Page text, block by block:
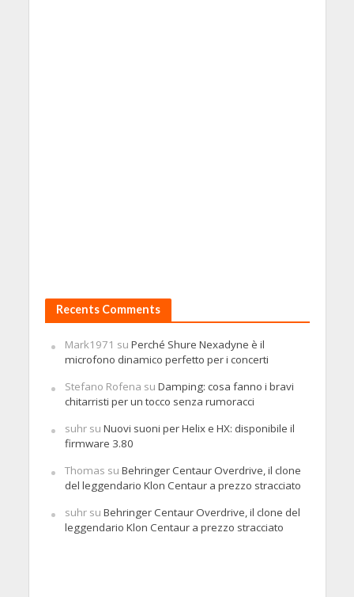
Recents Comments
Mark1971 su Perché Shure Nexadyne è il
microfono dinamico perfetto per i concerti
Stefano Rofena su Damping: cosa fanno i bravi
chitarristi per un tocco senza rumoracci
suhrsu Nuovi suoni per Helix e HX: disponibile il
firmware 3.80
Thomas su Behringer Centaur Overdrive, il clone
del leggendario Klon Centaur a prezzo stracciato
suhrsu Behringer Centaur Overdrive, il clone del
leggendario Klon Centaur a prezzo stracciato